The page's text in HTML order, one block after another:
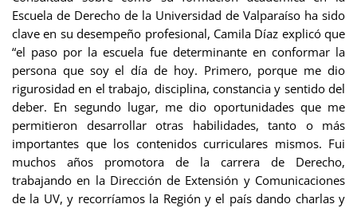
Escuela de Derecho de la Universidad de Valparaíso ha sido
clave en su desempeño profesional, Camila Díaz explicó que
“el paso por la escuela fue determinante en conformar la
persona que soy el día de hoy. Primero, porque me dio
rigurosidad en el trabajo, disciplina, constancia y sentido del
deber. En segundo lugar, me dio oportunidades que me
permitieron desarrollar otras habilidades, tanto o más
importantes que los contenidos curriculares mismos. Fui
muchos años promotora de la carrera de Derecho,
trabajando en la Dirección de Extensión y Comunicaciones
de la UV, y recorríamos la Región y el país dando charlas y